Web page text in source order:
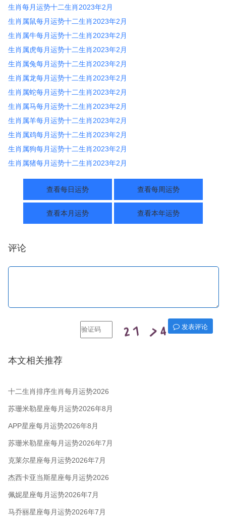
生肖每月运势十二生肖2023年2月
生肖属鼠每月运势十二生肖2023年2月
生肖属牛每月运势十二生肖2023年2月
生肖属虎每月运势十二生肖2023年2月
生肖属兔每月运势十二生肖2023年2月
生肖属龙每月运势十二生肖2023年2月
生肖属蛇每月运势十二生肖2023年2月
生肖属马每月运势十二生肖2023年2月
生肖属羊每月运势十二生肖2023年2月
生肖属鸡每月运势十二生肖2023年2月
生肖属狗每月运势十二生肖2023年2月
生肖属猪每月运势十二生肖2023年2月
查看每日运势 查看每周运势
查看本月运势 查看本年运势
评论
发表评论
本文相关推荐
十二生肖排序生肖每月运势2026
年8月
苏珊米勒星座每月运势2026年8月
APP星座每月运势2026年8月
苏珊米勒星座每月运势2026年7月
克莱尔星座每月运势2026年7月
杰西卡亚当斯星座每月运势2026
年7月
佩妮星座每月运势2026年7月
马乔丽星座每月运势2026年7月